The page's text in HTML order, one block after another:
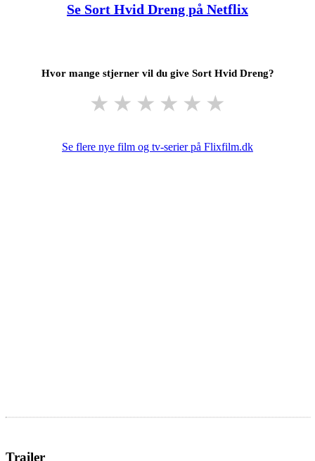
Se Sort Hvid Dreng på Netflix
Hvor mange stjerner vil du give Sort Hvid Dreng?
★ ★ ★ ★ ★ ★
Se flere nye film og tv-serier på Flixfilm.dk
Trailer